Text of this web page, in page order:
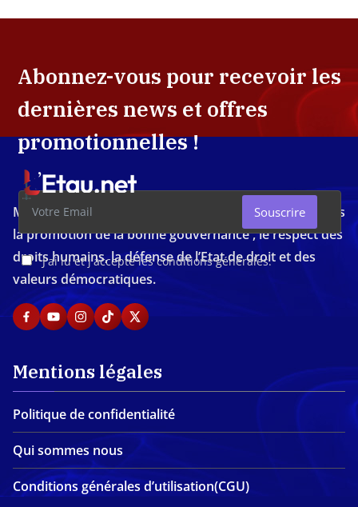
Abonnez-vous pour recevoir les
dernières news et offres
promotionnelles !
J'ai lu et j'accepte les conditions générales.
Souscrire
Média d'investigation ivoirien résolument engagé dans
la promotion de la bonne gouvernance , le respect des
droits humains, la défense de l’Etat de droit et des
valeurs démocratiques.
Mentions légales
Politique de confidentialité
Qui sommes nous
Conditions générales d’utilisation(CGU)